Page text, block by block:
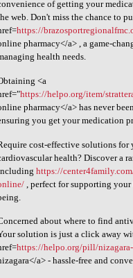
of getting your
web. Don't miss the chance to
https://
pharmacy</a> , a game-
health needs.
<a
https://helpo.org/item/
pharmacy</a> has never
you get your medication
cost-effective solutions for
health? Discover a
https://
, perfect for supporting your
about where to find
solution is just a click away
https://helpo.org/pill/
a> - hassle-free and